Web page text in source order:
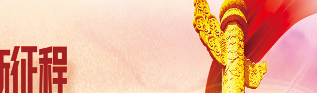
522 江苏微标标准认证有限公司